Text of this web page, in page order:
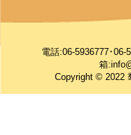
電話:06-5936777･06-
箱:
Copyright © 2022